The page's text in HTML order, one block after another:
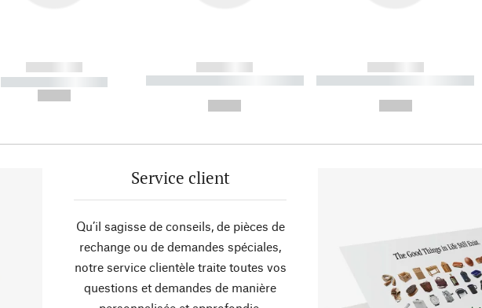
------------
----------- -----------
------------
----------- ----------- ----------
------------
----------- ----------- ----------
Service client
Qu’il sagisse de conseils, de pièces de
rechange ou de demandes spéciales,
notre service clientèle traite toutes vos
questions et demandes de manière